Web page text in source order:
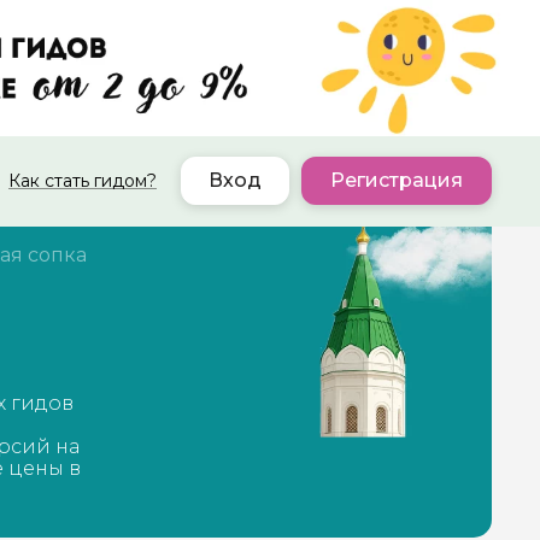
Как стать гидом? Вход Регистрация
сопка
гидов
на
цены в